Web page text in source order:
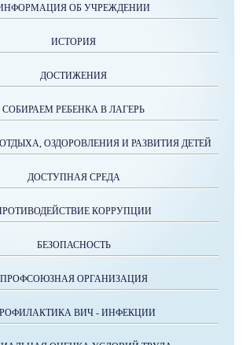
ОБ УЧРЕЖДЕНИИ
ИСТОРИЯ
ДОСТИЖЕНИЯ
СОБИРАЕМ РЕБЕНКА В ЛАГЕРЬ
ОЗДОРОВЛЕНИЯ И РАЗВИТИЯ ДЕТЕЙ
ДОСТУПНАЯ СРЕДА
КОРРУПЦИИ
БЕЗОПАСНОСТЬ
ПРОФСОЮЗНАЯ ОРГАНИЗАЦИЯ
ВИЧ - ИНФЕКЦИИ